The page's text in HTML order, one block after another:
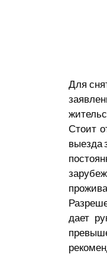
Для
Стоит
выезда
дает